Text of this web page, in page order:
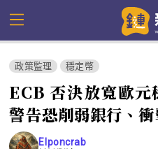
政策監理 穩定幣
ECB 否決放寬歐元
警告恐削弱銀行、
Elponcrab